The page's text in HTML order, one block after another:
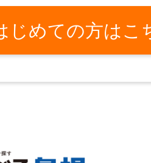
じめての方はこ